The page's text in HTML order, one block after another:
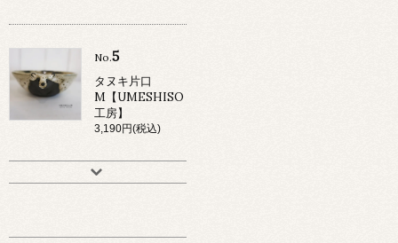
No.5
タヌキ片口
M【UMESHISO
工房】
3,190円(税込)